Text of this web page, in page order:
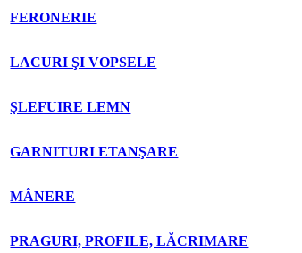
FERONERIE
LACURI ŞI VOPSELE
ŞLEFUIRE LEMN
GARNITURI ETANŞARE
MÂNERE
PRAGURI, PROFILE, LĂCRIMARE